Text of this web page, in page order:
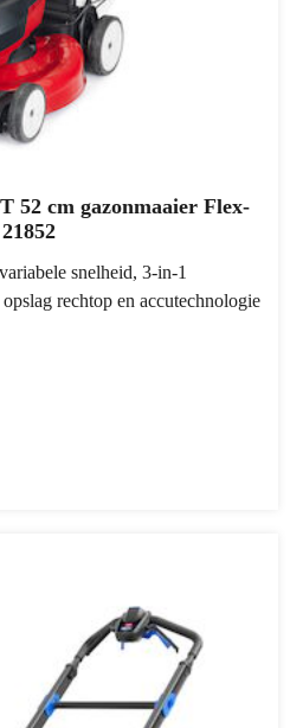
52 cm gazonmaaier Flex-
snelheid, 3-in-1
rechtop en accutechnologie